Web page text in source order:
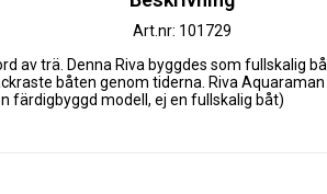
Art.nr: 101729
av trä. Denna Riva byggdes som fullskalig
båten genom tiderna. Riva
färdigbyggd modell, ej en fullskalig båt)